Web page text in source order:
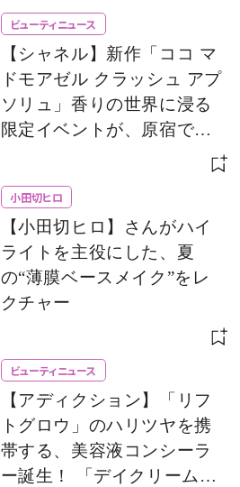
ビューティニュース
【シャネル】新作「ココ マ
ドモアゼル クラッシュ アプ
ソリュ」香りの世界に浸る
限定イベントが、原宿で開
小田切ヒロ
【小田切ヒロ】さんがハイ
ライトを主役にした、夏
の“薄膜ベースメイク”をレ
クチャー
ビューティニュース
【アディクション】「リフ
トグロウ」のハリツヤを携
帯する、美容液コンシーラ
ー誕生！ 「デイクリーム」